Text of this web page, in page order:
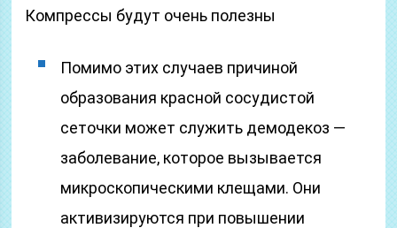
Компрессы будут очень полезны
Помимо этих случаев причиной
образования красной сосудистой
сеточки может служить демодекоз —
заболевание, которое вызывается
микроскопическими клещами. Они
активизируются при повышении